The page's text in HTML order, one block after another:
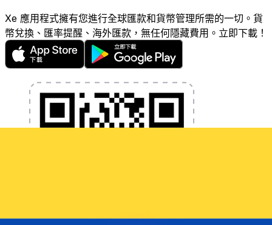
Xe 應用程式擁有您進行全球匯款和貨幣管理所需的一切。貨
幣兌換、匯率提醒、海外匯款，無任何隱藏費用。立即下載！